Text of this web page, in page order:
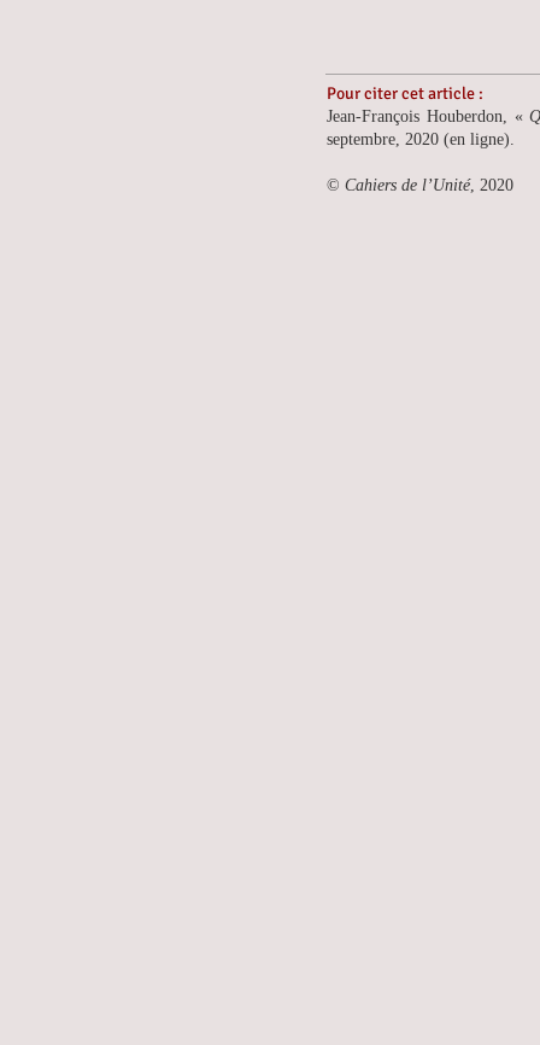
Pour citer cet article :
Jean-François Houberdon, «
septembre, 2020 (en ligne).
© Cahiers de l’Unité, 2020